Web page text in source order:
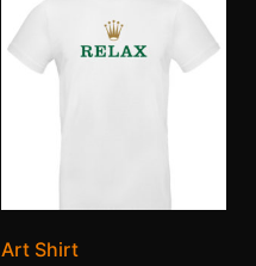
Art Shirt